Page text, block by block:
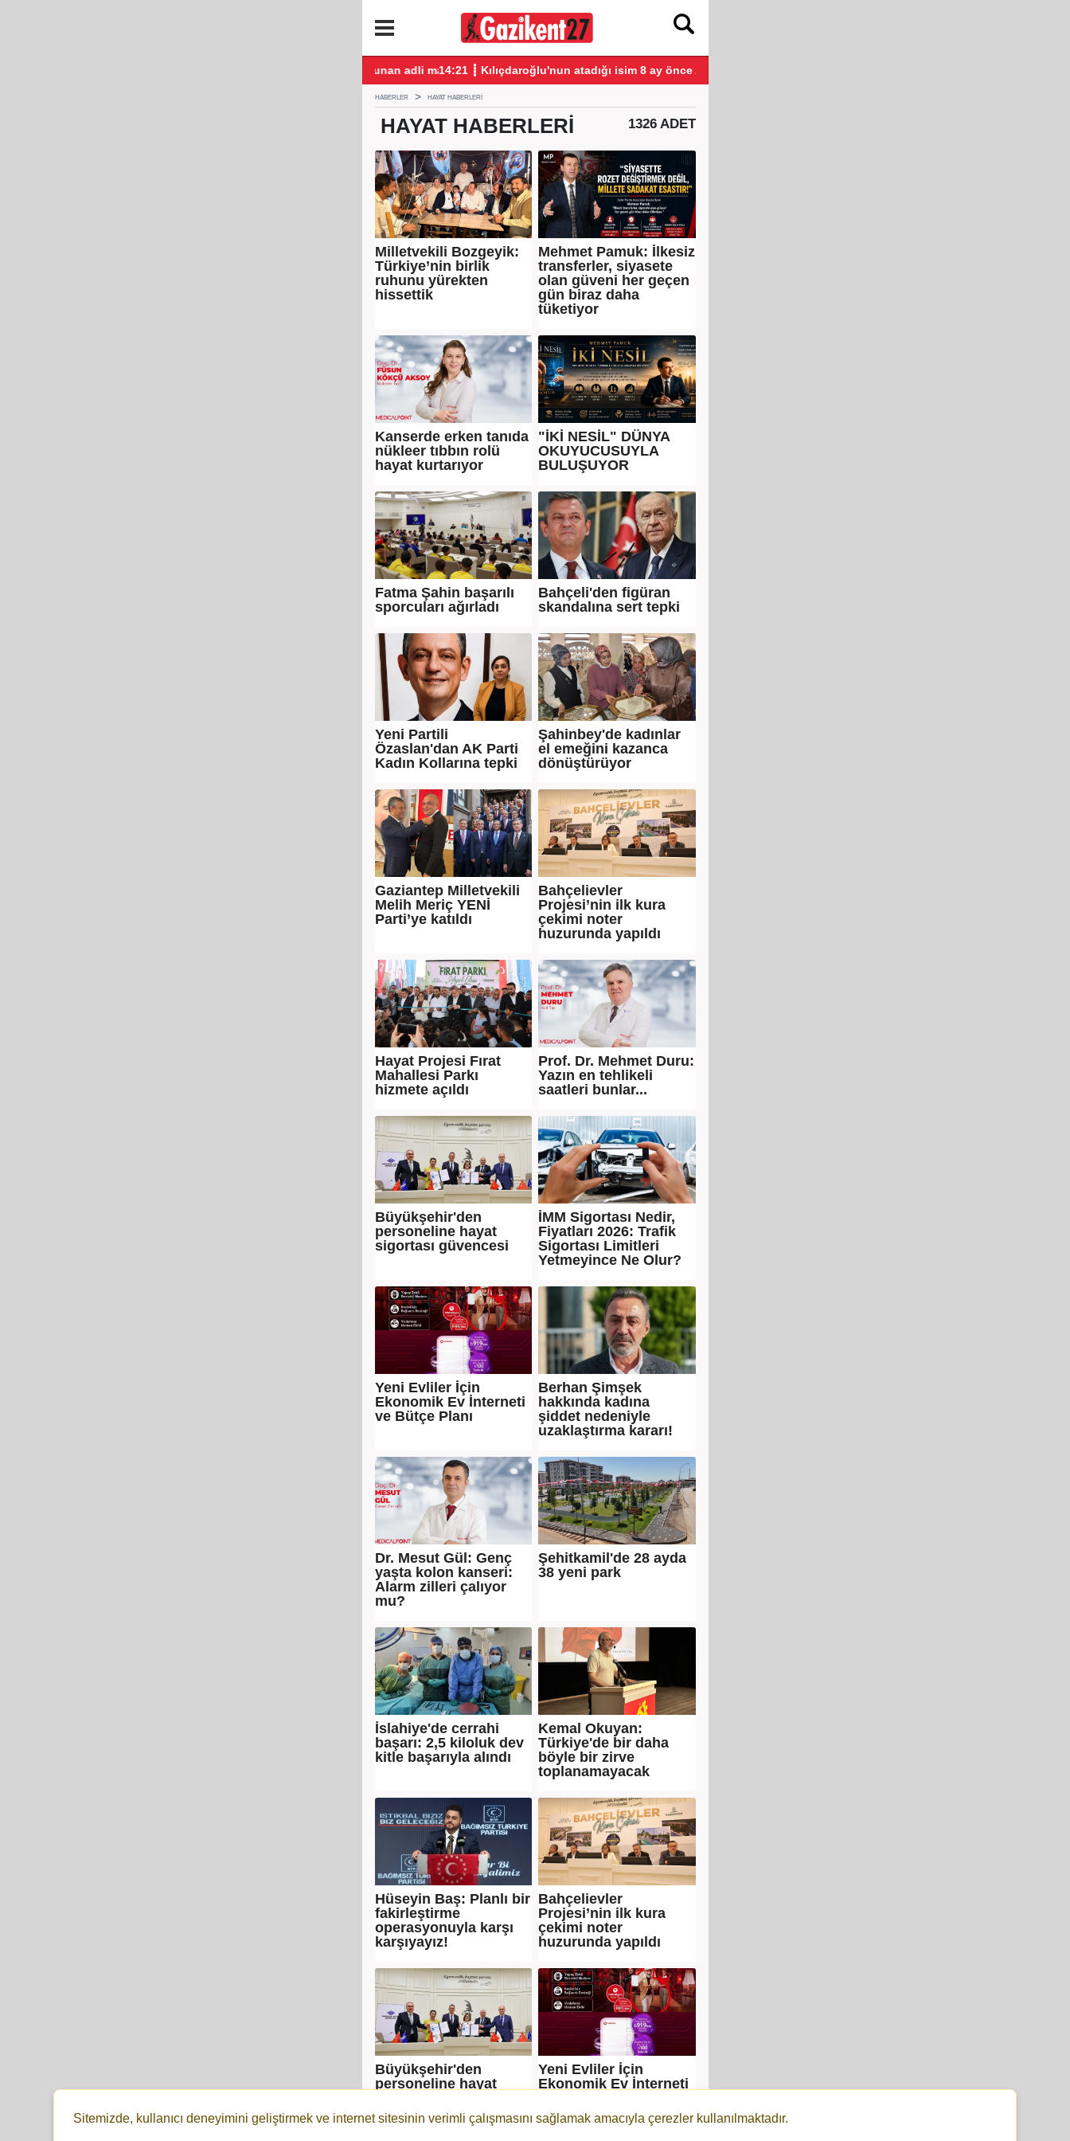
14:58 ┋ Ümit Özdağ: Şu anda cezaevlerinde bulunan adli mahkumların suçu ne?14:21 ┋ Kılıçdaroğlu'nun atadığı isim 8 ay önce AKP rozeti takmış!14:07 ┋ Uğur Mumcu’nun ailesi, Adalet Bakanı Akın Gürlek ile
HABERLER HAYAT HABERLERI
HAYATHABERLERI 1326 ADET
Milletvekili Bozgeyik:
Türkiye’nin birlik
ruhunu yürekten
hissettik
Mehmet Pamuk: İlkesiz
transferler, siyasete
olan güveni her geçen
gün biraz daha
tüketiyor
Kanserde erken tanıda
nükleer tıbbın rolü
hayat kurtarıyor
"İKİ NESİL" DÜNYA
OKUYUCUSUYLA
BULUŞUYOR
Fatma Şahin başarılı
sporcuları ağırladı
Bahçeli'den figüran
skandalına sert tepki
Yeni Partili
Özaslan'dan AK Parti
Kadın Kollarına tepki
Şahinbey'de kadınlar
el emeğini kazanca
dönüştürüyor
Gaziantep Milletvekili
Melih Meriç YENİ
Parti’ye katıldı
Bahçelievler
Projesi’nin ilk kura
çekimi noter
huzurunda yapıldı
Hayat Projesi Fırat
Mahallesi Parkı
hizmete açıldı
Prof. Dr. Mehmet Duru:
Yazın en tehlikeli
saatleri bunlar...
Büyükşehir'den
personeline hayat
sigortası güvencesi
İMM Sigortası Nedir,
Fiyatları 2026: Trafik
Sigortası Limitleri
Yetmeyince Ne Olur?
Yeni Evliler İçin
Ekonomik Ev İnterneti
ve Bütçe Planı
Berhan Şimşek
hakkında kadına
şiddet nedeniyle
uzaklaştırma kararı!
Dr. Mesut Gül: Genç
yaşta kolon kanseri:
Alarm zilleri çalıyor
mu?
Şehitkamil'de 28 ayda
38 yeni park
İslahiye'de cerrahi
başarı: 2,5 kiloluk dev
kitle başarıyla alındı
Kemal Okuyan:
Türkiye'de bir daha
böyle bir zirve
toplanamayacak
Hüseyin Baş: Planlı bir
fakirleştirme
operasyonuyla karşı
karşıyayız!
Bahçelievler
Projesi’nin ilk kura
çekimi noter
huzurunda yapıldı
Büyükşehir'den
personeline hayat
Yeni Evliler İçin
Ekonomik Ev İnterneti
Sitemizde, kullanıcı deneyimini geliştirmek ve internet sitesinin verimli çalışmasını sağlamak amacıyla çerezler kullanılmaktadır.